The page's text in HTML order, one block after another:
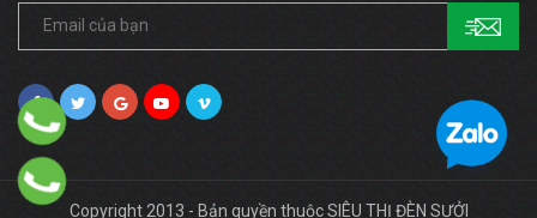
Copyright 2013 - Bản quyền thuộc SIÊU THỊ ĐÈN SƯỞI